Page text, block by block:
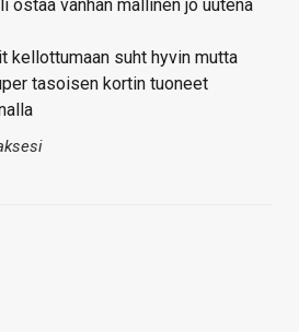
ostaa vanhan mallinen jo uutena
kellottumaan suht hyvin mutta
tasoisen kortin tuoneet